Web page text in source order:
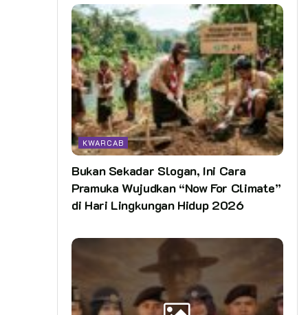
KWARCAB
Bukan Sekadar Slogan, Ini Cara
Pramuka Wujudkan “Now For Climate”
di Hari Lingkungan Hidup 2026